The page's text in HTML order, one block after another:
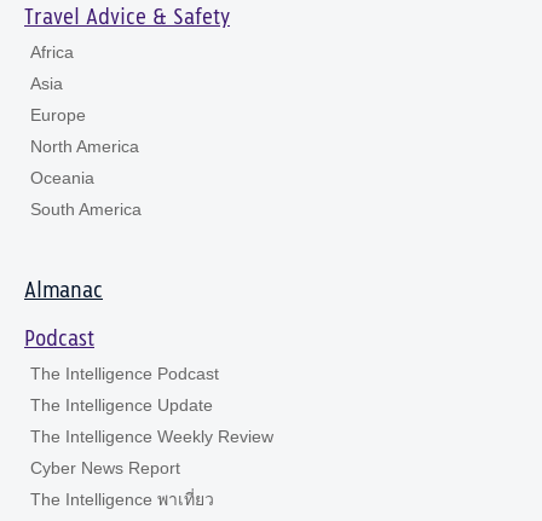
Travel Advice & Safety
Africa
Asia
Europe
North America
Oceania
South America
Almanac
Podcast
The Intelligence Podcast
The Intelligence Update
The Intelligence Weekly Review
Cyber News Report
The Intelligence พาเที่ยว